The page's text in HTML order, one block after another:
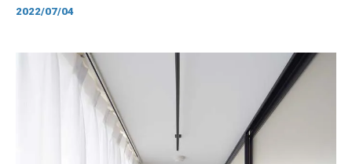
2022/07/04